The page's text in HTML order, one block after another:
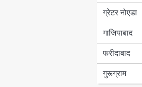
ग्रेटर नोएडा
गाजियाबाद
फरीदाबाद
गुरूग्राम